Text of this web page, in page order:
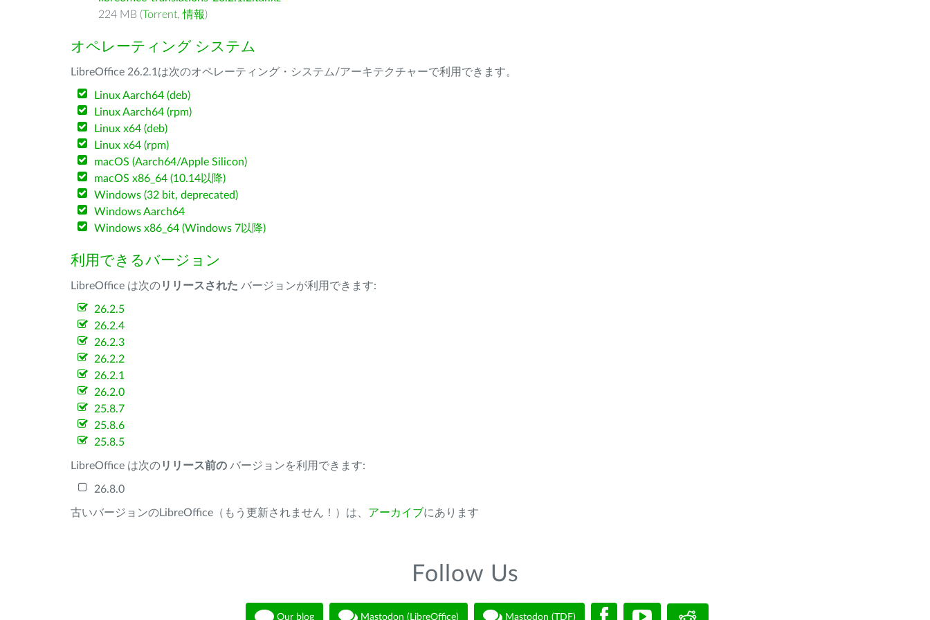
224 MB (Torrent,情報)
オペレーティング システム
LibreOffice 26.2.1は次のオペレーティング・システム/アーキテクチャーで利用できます。
Linux Aarch64 (deb)
Linux Aarch64 (rpm)
Linux x64 (deb)
Linux x64 (rpm)
macOS (Aarch64/Apple Silicon)
macOS x86_64 (10.14以降)
Windows (32 bit, deprecated)
Windows Aarch64
Windows x86_64 (Windows 7以降)
利用できるバージョン
LibreOffice は次のリリースされた バージョンが利用できます:
26.2.5
26.2.4
26.2.3
26.2.2
26.2.1
26.2.0
25.8.7
25.8.6
25.8.5
LibreOffice は次のリリース前の バージョンを利用できます:
26.8.0
古いバージョンのLibreOffice（もう更新されません！）は、 アーカイブにあります
Follow Us
Our blog Mastodon (LibreOffice) Mastodon (TDF)